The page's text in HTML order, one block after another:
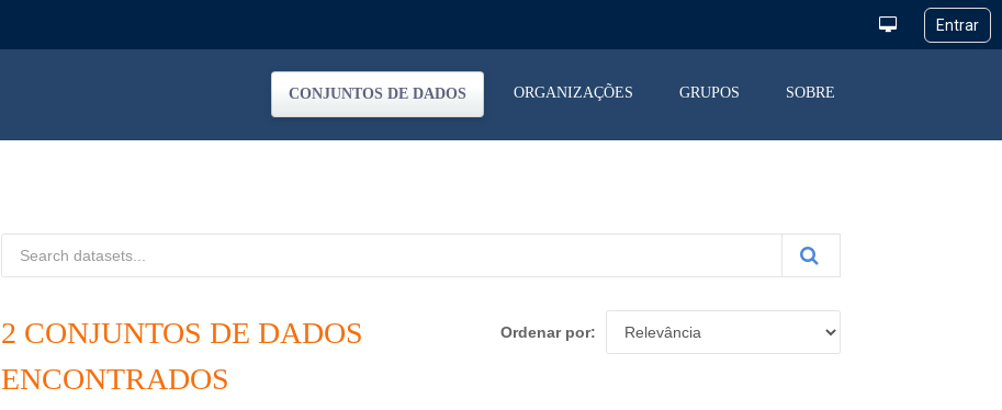
CONJUNTOS DE DADOS ORGANIZAÇÕES GRUPOS SOBRE
Ordenar por
2 CONJUNTOS DE DADOS
ENCONTRADOS